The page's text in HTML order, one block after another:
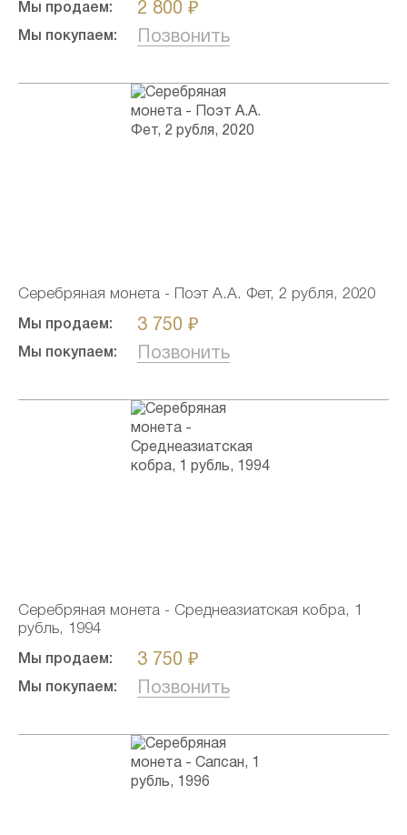
Мы продаем: 2 800 ₽
Мы покупаем: Позвонить
Серебряная монета - Поэт А.А. Фет, 2 рубля, 2020
Мы продаем: 3 750 ₽
Мы покупаем: Позвонить
Серебряная монета - Среднеазиатская кобра, 1
рубль, 1994
Мы продаем: 3 750 ₽
Мы покупаем: Позвонить